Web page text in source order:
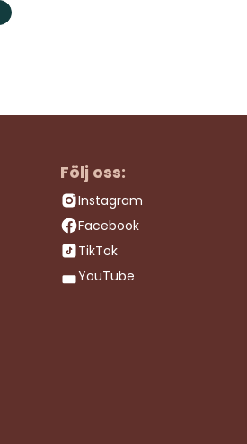
Följ oss:
Instagram
Facebook
TikTok
YouTube